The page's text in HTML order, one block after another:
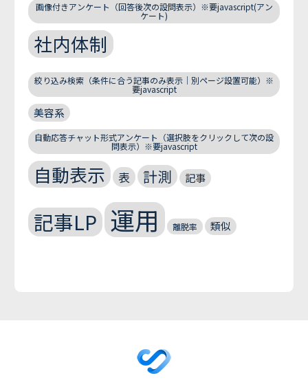
画像付きアンケート（回答後次の設問表示）※要javascript(アン
ケート)
社内体制
絞り込み検索（条件に合う記事のみ表示｜別ページ設置可能）※
要javascript
美容系
自動応答チャット形式アンケート（選択肢をクリックして次の設
問表示）※要javascript
自動表示 表 計測 記事
記事LP 運用 離脱率 類似